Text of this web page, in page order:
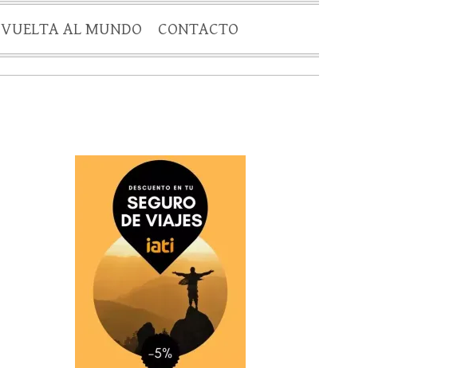
VUELTA AL MUNDO CONTACTO